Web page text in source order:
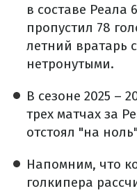
в составе Реала
пропустил 78
летний вратарь
нетронутыми.
В сезоне 2025 –
трех матчах за
отстоял "на
Напомним, что
голкипера